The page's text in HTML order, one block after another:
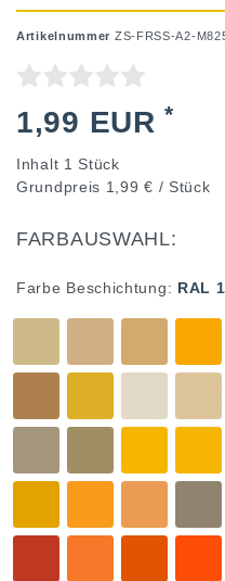
Artikelnummer ZS-FRSS-A2-
1,99 EUR*
Inhalt 1 Stück
Grundpreis 1,99 € / Stück
FARBAUSWAHL:
Farbe Beschichtung: RAL